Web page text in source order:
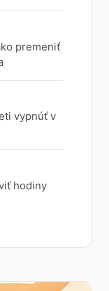
premeniť
vypnúť v
hodiny